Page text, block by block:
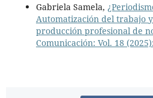
Gabriela Samela,
Automatización del trabajo
producción profesional de
Comunicación: Vol. 18